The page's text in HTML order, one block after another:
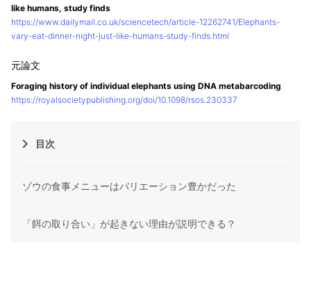
like humans, study finds
https://www.dailymail.co.uk/sciencetech/article-12262741/Elephants-
vary-eat-dinner-night-just-like-humans-study-finds.html
Foraging history of individual elephants using DNA metabarcoding
https://royalsocietypublishing.org/doi/10.1098/rsos.230337
目次
ゾウの食事メニューはバリエーション豊かだった
「餌の取り合い」が起きない理由が説明できる？